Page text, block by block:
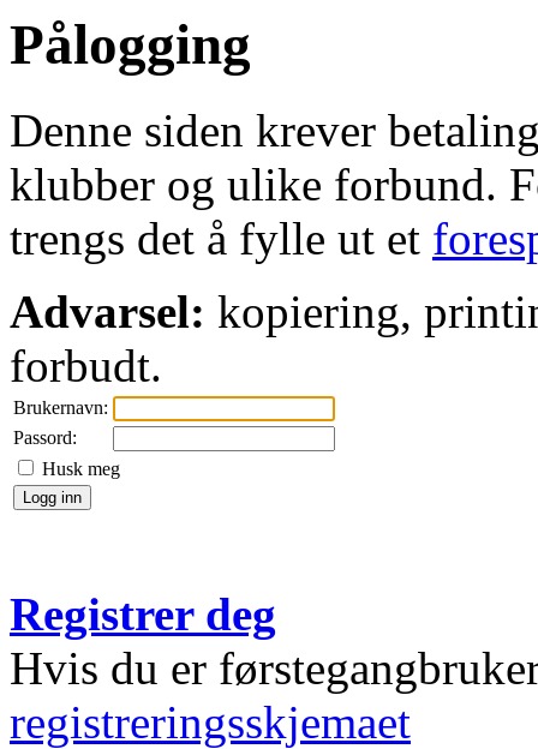
Pålogging
Denne siden krever
klubber og ulike forbund.
trengs det å fylle ut et
Advarsel: kopiering,
forbudt.
Brukernavn:
Passord:
Husk meg
Registrer deg
Hvis du er
registreringsskjemaet